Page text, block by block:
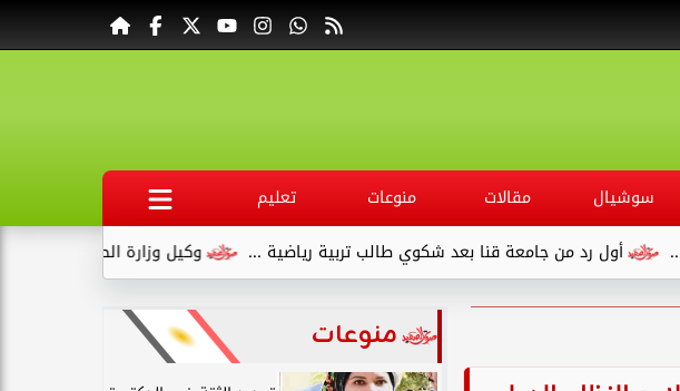
سوشيال مقالات منوعات
تعليم
وكيل وزارة الصحة بقنا يبدأ عمله بجولة تفقدية
قنا بعد شكوي طالب تربية رياضية ...
منوعات